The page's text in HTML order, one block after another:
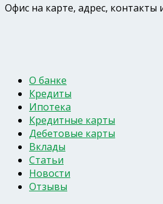
Офис на карте, адрес, контакты
О банке
Кредиты
Ипотека
Кредитные карты
Дебетовые карты
Вклады
Статьи
Новости
Отзывы